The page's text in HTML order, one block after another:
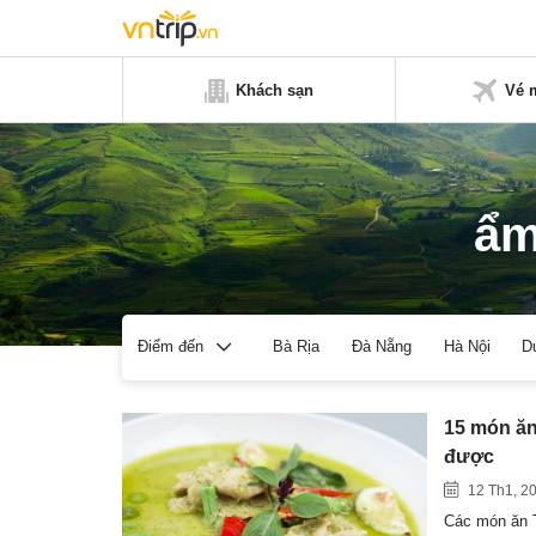
Khách sạn Vé
Điểm đến Bà Rịa Đà Nẵng Hà Nội
15 món
được
12 Th1,
Các món ăn